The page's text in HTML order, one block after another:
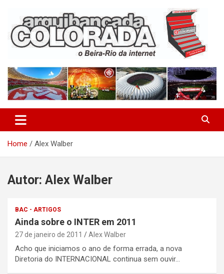
content
Arquibancada Colorada
Home Alex Walber
Autor: Alex Walber
BAC - ARTIGOS
Ainda sobre o INTER em 2011
27 de janeiro de 2011 Alex Walber
Acho que iniciamos o ano de forma errada, a nova
Diretoria do INTERNACIONAL continua sem ouvir…